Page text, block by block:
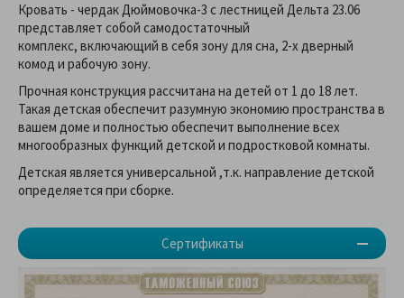
Сертификаты
Кровать - чердак Дюймовочка-3 с лестницей Дельта 23.06
представляет собой самодостаточный
комплекс, включающий в себя зону для сна, 2-х дверный
комод и рабочую зону.
Прочная конструкция рассчитана на детей от 1 до 18 лет.
Такая детская обеспечит разумную экономию пространства в
вашем доме и полностью обеспечит выполнение всех
многообразных функций детской и подростковой комнаты.
Детская является универсальной ,т.к. направление детской
определяется при сборке.